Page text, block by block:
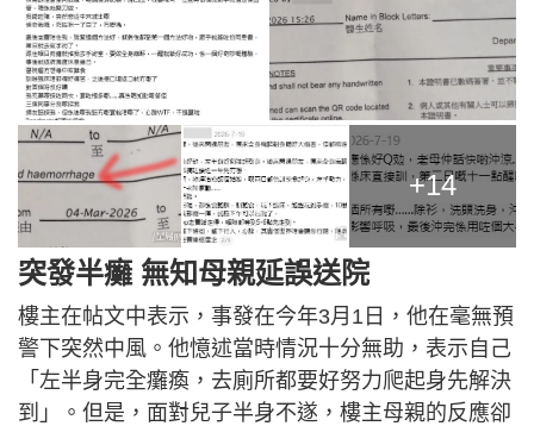
+14
突發半癱 無知母親延誤送院
樓主在帖文中表示，事發在今年3月1日，他在毫無預
警下突然中風。他憶述當時情況十分無助，表示自己
「左半身完全癱瘓，去廁所都要好努力爬起身先解決
到」。但是，面對兒子半身不遂，樓主母親的反應卻